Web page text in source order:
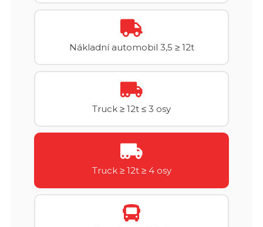
Nákladní automobil 3,5 ≥ 12t
Truck ≥ 12t ≤ 3 osy
Truck ≥ 12t ≥ 4 osy